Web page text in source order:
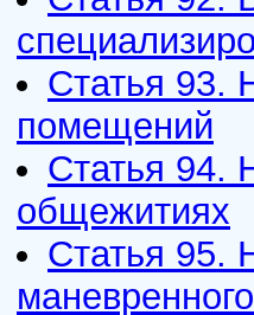
Статья 93.
помещений
Статья 94.
общежитиях
Статья 95.